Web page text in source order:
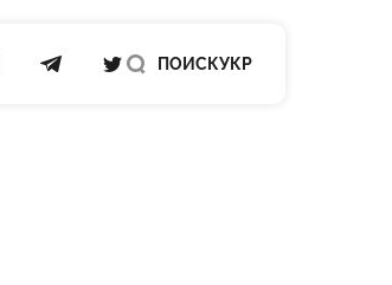
НА FACEBOOKНА INSTAGRAM
ПОСИЛАННЯ НА TELEGRAM
ПОСИЛАННЯ НА TWITTER
ПОИСКУКР